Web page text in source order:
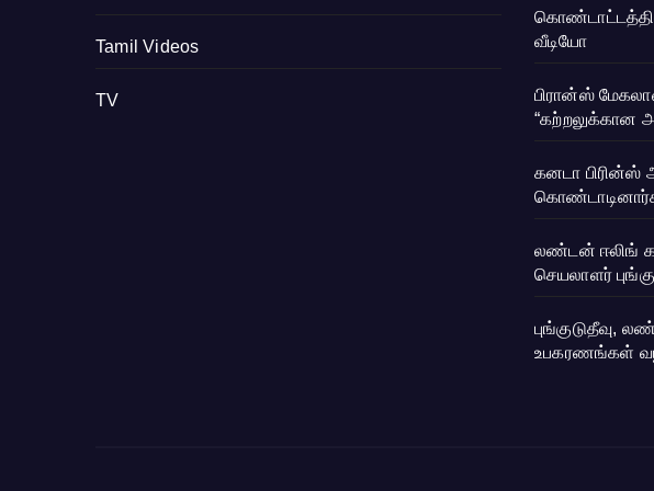
Tamil Videos
TV
வீடியோ
பிரான்ஸ்
“கற்றலுக்கான
கனடா
லண்டன் ஈலிங்
செயலாளர்
புங்குடுதீவு,
உபகரணங்கள்